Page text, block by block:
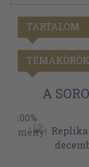
TARTALOM
TÉMAKÖRÖK
A